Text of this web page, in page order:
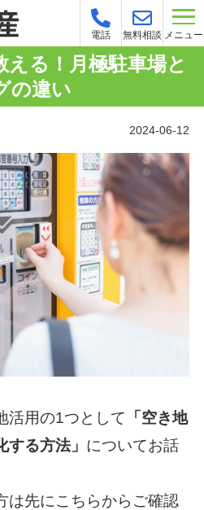
電話 無料相談 メニュー
る！月極駐車場と
の違い
2024-06-12
活用の1つとして 「空き地
る方法」 についてお話
は先にこちらからご確認